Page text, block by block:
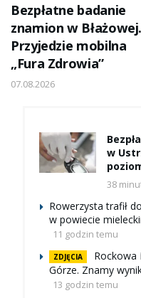
Bezpłatne badanie
znamion w Błażowej.
Przyjedzie mobilna
„Fura Zdrowia”
07.08.2026
w
38
Rowerzysta trafił
w powiecie
11 godzin temu
ZDJĘCIA
Rockowa
Górze. Znamy
13 godzin temu